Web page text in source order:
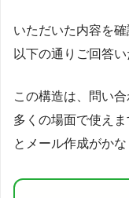
いただいた内容を確
以下の通りご回答い
この構造は、問い
多くの場面で使え
とメール作成がかな